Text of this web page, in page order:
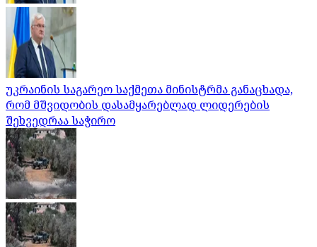
უკრაინის საგარეო საქმეთა მინისტრმა განაცხადა,
რომ მშვიდობის დასამყარებლად ლიდერების
შეხვედრაა საჭირო